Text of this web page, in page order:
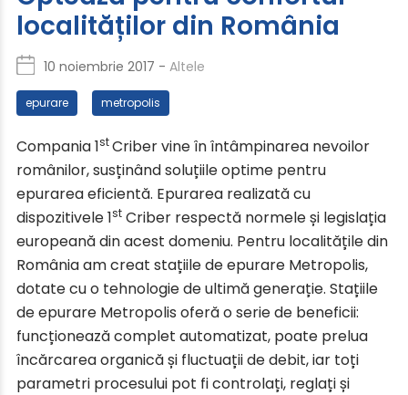
localităților din România
10 noiembrie 2017 - Altele
epurare metropolis
Compania 1stCriber vine în întâmpinarea nevoilor
românilor, susținând soluțiile optime pentru
epurarea eficientă. Epurarea realizată cu
dispozitivele 1st Criber respectă normele și legislația
europeană din acest domeniu. Pentru localitățile din
România am creat stațiile de epurare Metropolis,
dotate cu o tehnologie de ultimă generație. Stațiile
de epurare Metropolis oferă o serie de beneficii:
funcționează complet automatizat, poate prelua
încărcarea organică și fluctuații de debit, iar toți
parametri procesului pot fi controlați, reglați și